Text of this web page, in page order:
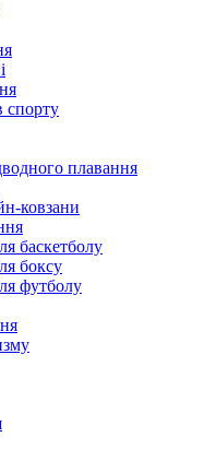
спорту
плавання
ковзани
баскетболу
боксу
футболу